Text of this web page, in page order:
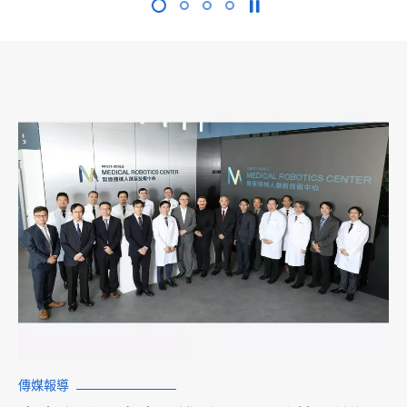
傳媒報導
學術會議
傳媒報導
傳媒報導